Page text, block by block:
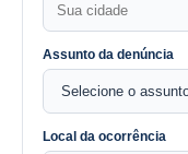
Assunto da denúncia
Local da ocorrência